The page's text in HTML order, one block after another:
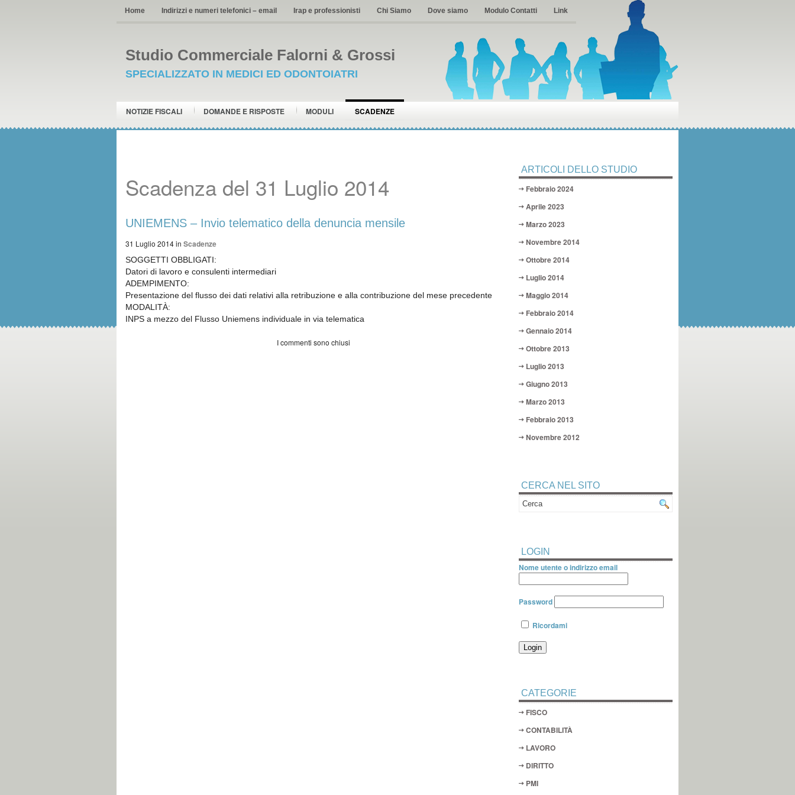
Home Indirizzi e numeri telefonici – email Irap e professionisti Chi Siamo Dove siamo Modulo Contatti Link
Studio Commerciale Falorni & Grossi
SPECIALIZZATO IN MEDICI ED ODONTOIATRI
NOTIZIE FISCALI DOMANDE E RISPOSTE MODULI SCADENZE
Scadenza del 31 Luglio 2014
UNIEMENS – Invio telematico della denuncia mensile
31 Luglio 2014in Scadenze
SOGGETTI OBBLIGATI:
Datori di lavoro e consulenti intermediari
ADEMPIMENTO:
Presentazione del flusso dei dati relativi alla retribuzione e alla contribuzione del mese precedente
MODALITÀ:
INPS a mezzo del Flusso Uniemens individuale in via telematica
I commenti sono chiusi
ARTICOLI DELLO STUDIO
Febbraio 2024
Aprile 2023
Marzo 2023
Novembre 2014
Ottobre 2014
Luglio 2014
Maggio 2014
Febbraio 2014
Gennaio 2014
Ottobre 2013
Luglio 2013
Giugno 2013
Marzo 2013
Febbraio 2013
Novembre 2012
CERCA NEL SITO
LOGIN
Nome utente o indirizzo email
Password
Ricordami
CATEGORIE
FISCO
CONTABILITÀ
LAVORO
DIRITTO
PMI